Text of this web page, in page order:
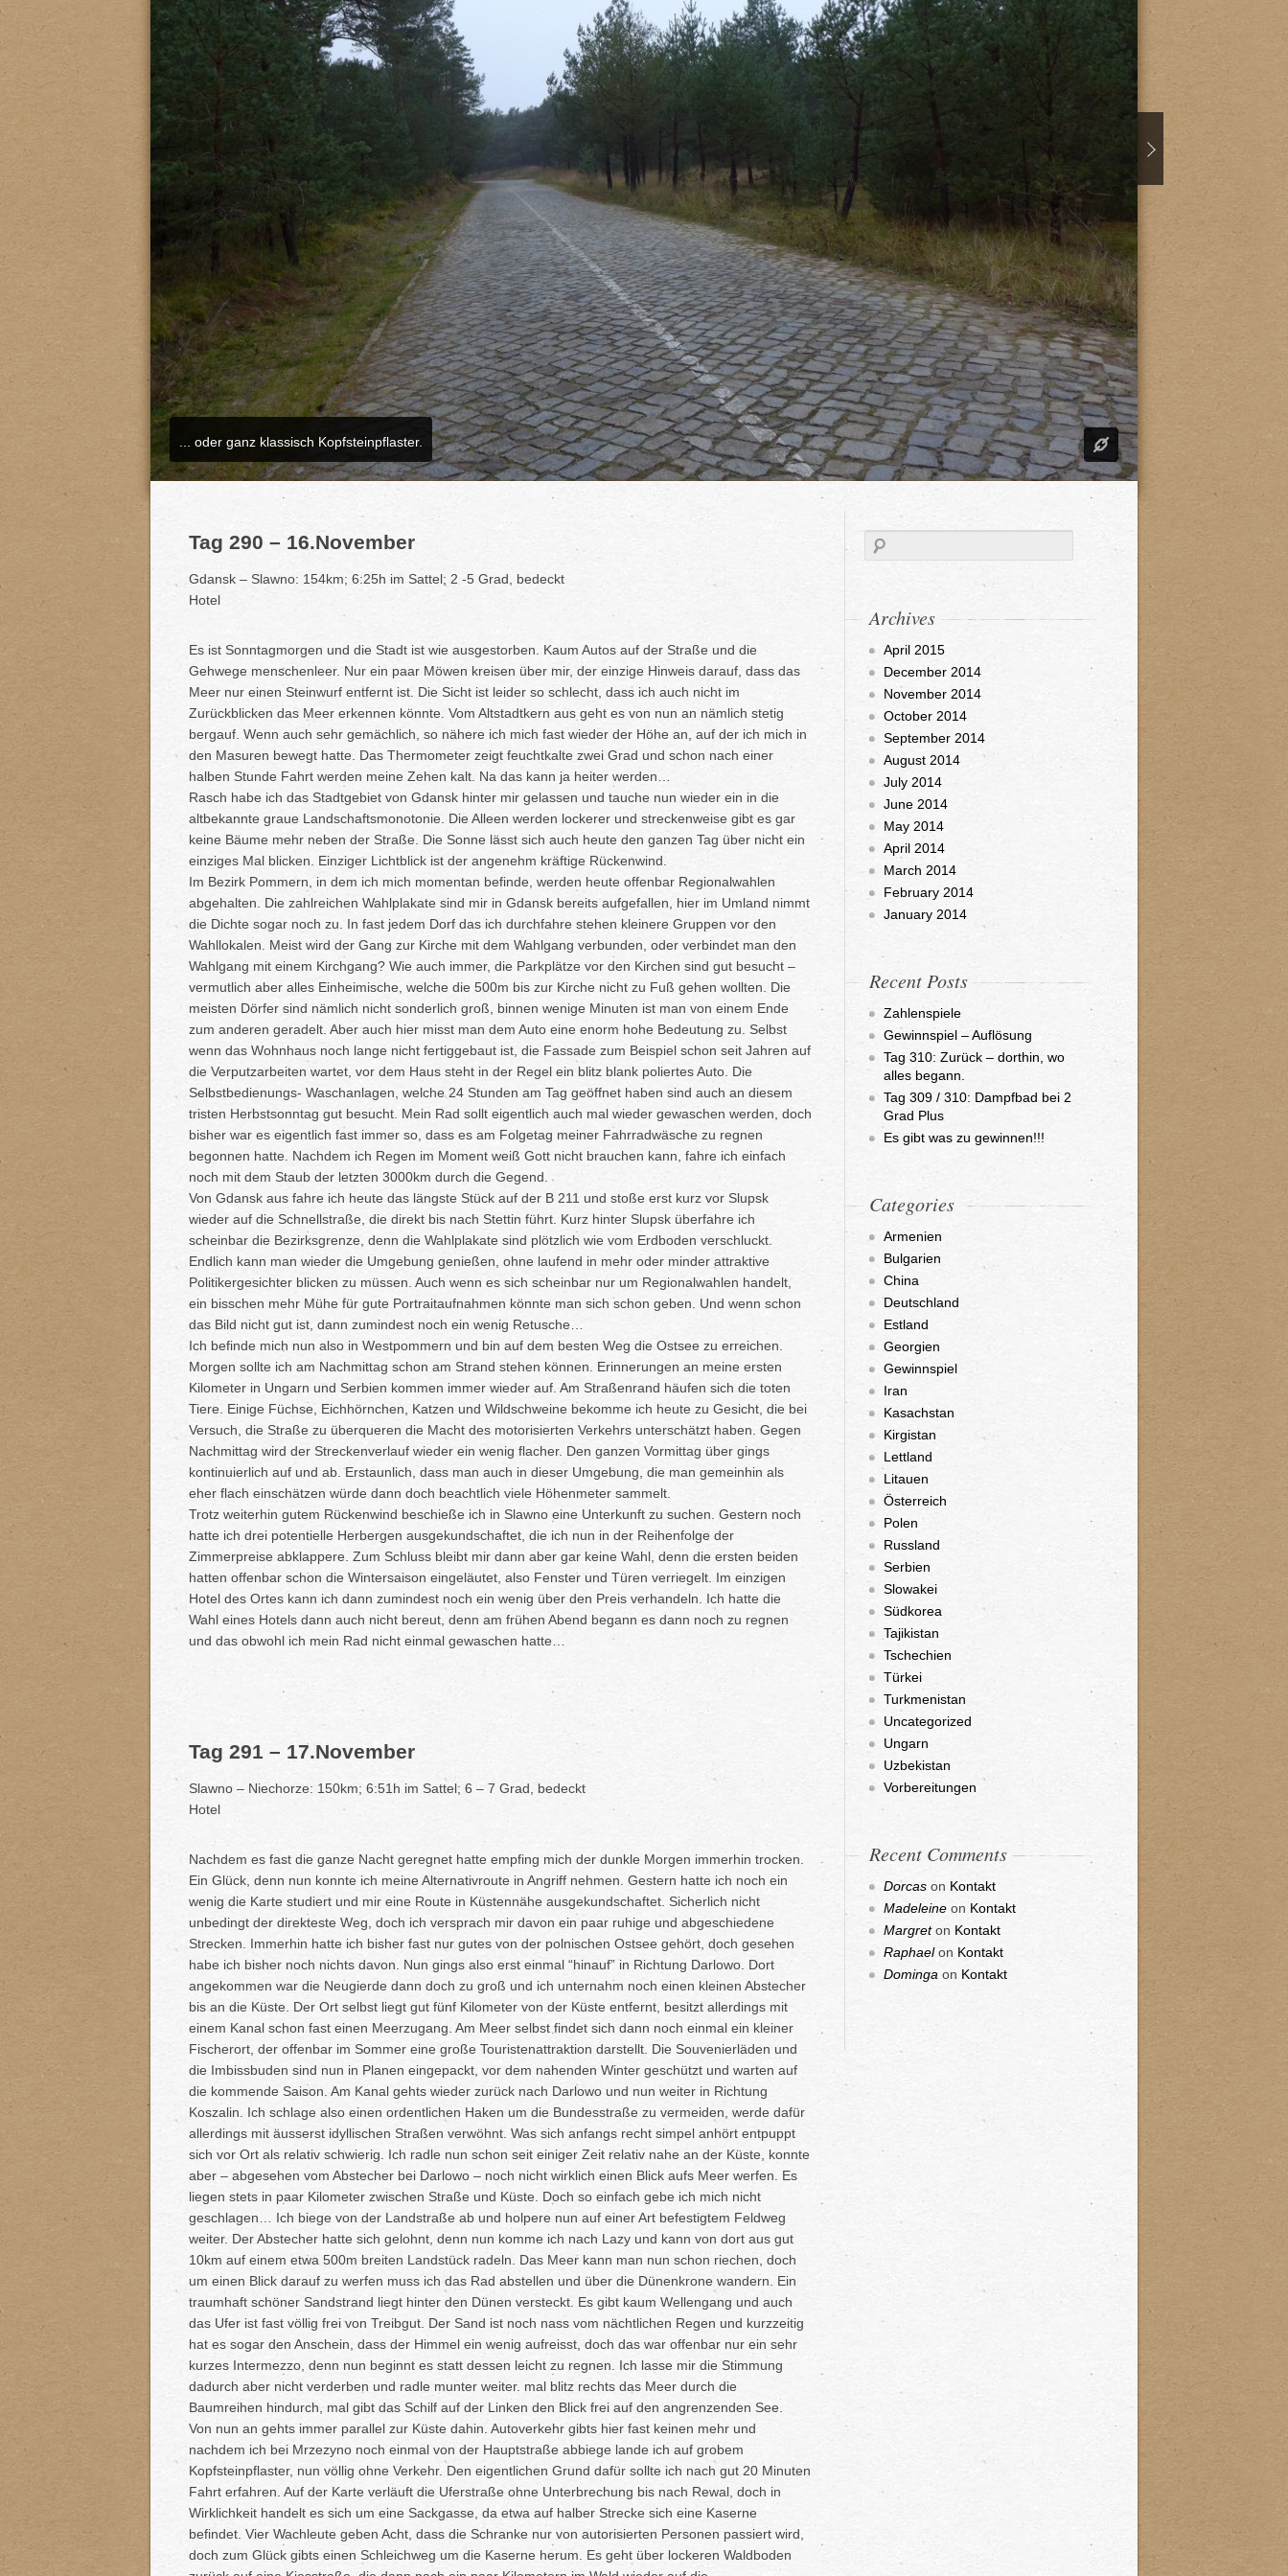
... oder ganz klassisch Kopfsteinpflaster.
Tag 290 – 16.November
Gdansk – Slawno: 154km; 6:25h im Sattel; 2 -5 Grad, bedeckt
Hotel
Es ist Sonntagmorgen und die Stadt ist wie ausgestorben. Kaum Autos auf der Straße und die
Gehwege menschenleer. Nur ein paar Möwen kreisen über mir, der einzige Hinweis darauf, dass das
Meer nur einen Steinwurf entfernt ist. Die Sicht ist leider so schlecht, dass ich auch nicht im
Zurückblicken das Meer erkennen könnte. Vom Altstadtkern aus geht es von nun an nämlich stetig
bergauf. Wenn auch sehr gemächlich, so nähere ich mich fast wieder der Höhe an, auf der ich mich in
den Masuren bewegt hatte. Das Thermometer zeigt feuchtkalte zwei Grad und schon nach einer
halben Stunde Fahrt werden meine Zehen kalt. Na das kann ja heiter werden…
Rasch habe ich das Stadtgebiet von Gdansk hinter mir gelassen und tauche nun wieder ein in die
altbekannte graue Landschaftsmonotonie. Die Alleen werden lockerer und streckenweise gibt es gar
keine Bäume mehr neben der Straße. Die Sonne lässt sich auch heute den ganzen Tag über nicht ein
einziges Mal blicken. Einziger Lichtblick ist der angenehm kräftige Rückenwind.
Im Bezirk Pommern, in dem ich mich momentan befinde, werden heute offenbar Regionalwahlen
abgehalten. Die zahlreichen Wahlplakate sind mir in Gdansk bereits aufgefallen, hier im Umland nimmt
die Dichte sogar noch zu. In fast jedem Dorf das ich durchfahre stehen kleinere Gruppen vor den
Wahllokalen. Meist wird der Gang zur Kirche mit dem Wahlgang verbunden, oder verbindet man den
Wahlgang mit einem Kirchgang? Wie auch immer, die Parkplätze vor den Kirchen sind gut besucht –
vermutlich aber alles Einheimische, welche die 500m bis zur Kirche nicht zu Fuß gehen wollten. Die
meisten Dörfer sind nämlich nicht sonderlich groß, binnen wenige Minuten ist man von einem Ende
zum anderen geradelt. Aber auch hier misst man dem Auto eine enorm hohe Bedeutung zu. Selbst
wenn das Wohnhaus noch lange nicht fertiggebaut ist, die Fassade zum Beispiel schon seit Jahren auf
die Verputzarbeiten wartet, vor dem Haus steht in der Regel ein blitz blank poliertes Auto. Die
Selbstbedienungs- Waschanlagen, welche 24 Stunden am Tag geöffnet haben sind auch an diesem
tristen Herbstsonntag gut besucht. Mein Rad sollt eigentlich auch mal wieder gewaschen werden, doch
bisher war es eigentlich fast immer so, dass es am Folgetag meiner Fahrradwäsche zu regnen
begonnen hatte. Nachdem ich Regen im Moment weiß Gott nicht brauchen kann, fahre ich einfach
noch mit dem Staub der letzten 3000km durch die Gegend.
Von Gdansk aus fahre ich heute das längste Stück auf der B 211 und stoße erst kurz vor Slupsk
wieder auf die Schnellstraße, die direkt bis nach Stettin führt. Kurz hinter Slupsk überfahre ich
scheinbar die Bezirksgrenze, denn die Wahlplakate sind plötzlich wie vom Erdboden verschluckt.
Endlich kann man wieder die Umgebung genießen, ohne laufend in mehr oder minder attraktive
Politikergesichter blicken zu müssen. Auch wenn es sich scheinbar nur um Regionalwahlen handelt,
ein bisschen mehr Mühe für gute Portraitaufnahmen könnte man sich schon geben. Und wenn schon
das Bild nicht gut ist, dann zumindest noch ein wenig Retusche…
Ich befinde mich nun also in Westpommern und bin auf dem besten Weg die Ostsee zu erreichen.
Morgen sollte ich am Nachmittag schon am Strand stehen können. Erinnerungen an meine ersten
Kilometer in Ungarn und Serbien kommen immer wieder auf. Am Straßenrand häufen sich die toten
Tiere. Einige Füchse, Eichhörnchen, Katzen und Wildschweine bekomme ich heute zu Gesicht, die bei
Versuch, die Straße zu überqueren die Macht des motorisierten Verkehrs unterschätzt haben. Gegen
Nachmittag wird der Streckenverlauf wieder ein wenig flacher. Den ganzen Vormittag über gings
kontinuierlich auf und ab. Erstaunlich, dass man auch in dieser Umgebung, die man gemeinhin als
eher flach einschätzen würde dann doch beachtlich viele Höhenmeter sammelt.
Trotz weiterhin gutem Rückenwind beschieße ich in Slawno eine Unterkunft zu suchen. Gestern noch
hatte ich drei potentielle Herbergen ausgekundschaftet, die ich nun in der Reihenfolge der
Zimmerpreise abklappere. Zum Schluss bleibt mir dann aber gar keine Wahl, denn die ersten beiden
hatten offenbar schon die Wintersaison eingeläutet, also Fenster und Türen verriegelt. Im einzigen
Hotel des Ortes kann ich dann zumindest noch ein wenig über den Preis verhandeln. Ich hatte die
Wahl eines Hotels dann auch nicht bereut, denn am frühen Abend begann es dann noch zu regnen
und das obwohl ich mein Rad nicht einmal gewaschen hatte…
Tag 291 – 17.November
Slawno – Niechorze: 150km; 6:51h im Sattel; 6 – 7 Grad, bedeckt
Hotel
Nachdem es fast die ganze Nacht geregnet hatte empfing mich der dunkle Morgen immerhin trocken.
Ein Glück, denn nun konnte ich meine Alternativroute in Angriff nehmen. Gestern hatte ich noch ein
wenig die Karte studiert und mir eine Route in Küstennähe ausgekundschaftet. Sicherlich nicht
unbedingt der direkteste Weg, doch ich versprach mir davon ein paar ruhige und abgeschiedene
Strecken. Immerhin hatte ich bisher fast nur gutes von der polnischen Ostsee gehört, doch gesehen
habe ich bisher noch nichts davon. Nun gings also erst einmal “hinauf” in Richtung Darlowo. Dort
angekommen war die Neugierde dann doch zu groß und ich unternahm noch einen kleinen Abstecher
bis an die Küste. Der Ort selbst liegt gut fünf Kilometer von der Küste entfernt, besitzt allerdings mit
einem Kanal schon fast einen Meerzugang. Am Meer selbst findet sich dann noch einmal ein kleiner
Fischerort, der offenbar im Sommer eine große Touristenattraktion darstellt. Die Souvenierläden und
die Imbissbuden sind nun in Planen eingepackt, vor dem nahenden Winter geschützt und warten auf
die kommende Saison. Am Kanal gehts wieder zurück nach Darlowo und nun weiter in Richtung
Koszalin. Ich schlage also einen ordentlichen Haken um die Bundesstraße zu vermeiden, werde dafür
allerdings mit äusserst idyllischen Straßen verwöhnt. Was sich anfangs recht simpel anhört entpuppt
sich vor Ort als relativ schwierig. Ich radle nun schon seit einiger Zeit relativ nahe an der Küste, konnte
aber – abgesehen vom Abstecher bei Darlowo – noch nicht wirklich einen Blick aufs Meer werfen. Es
liegen stets in paar Kilometer zwischen Straße und Küste. Doch so einfach gebe ich mich nicht
geschlagen… Ich biege von der Landstraße ab und holpere nun auf einer Art befestigtem Feldweg
weiter. Der Abstecher hatte sich gelohnt, denn nun komme ich nach Lazy und kann von dort aus gut
10km auf einem etwa 500m breiten Landstück radeln. Das Meer kann man nun schon riechen, doch
um einen Blick darauf zu werfen muss ich das Rad abstellen und über die Dünenkrone wandern. Ein
traumhaft schöner Sandstrand liegt hinter den Dünen versteckt. Es gibt kaum Wellengang und auch
das Ufer ist fast völlig frei von Treibgut. Der Sand ist noch nass vom nächtlichen Regen und kurzzeitig
hat es sogar den Anschein, dass der Himmel ein wenig aufreisst, doch das war offenbar nur ein sehr
kurzes Intermezzo, denn nun beginnt es statt dessen leicht zu regnen. Ich lasse mir die Stimmung
dadurch aber nicht verderben und radle munter weiter. mal blitz rechts das Meer durch die
Baumreihen hindurch, mal gibt das Schilf auf der Linken den Blick frei auf den angrenzenden See.
Von nun an gehts immer parallel zur Küste dahin. Autoverkehr gibts hier fast keinen mehr und
nachdem ich bei Mrzezyno noch einmal von der Hauptstraße abbiege lande ich auf grobem
Kopfsteinpflaster, nun völlig ohne Verkehr. Den eigentlichen Grund dafür sollte ich nach gut 20 Minuten
Fahrt erfahren. Auf der Karte verläuft die Uferstraße ohne Unterbrechung bis nach Rewal, doch in
Wirklichkeit handelt es sich um eine Sackgasse, da etwa auf halber Strecke sich eine Kaserne
befindet. Vier Wachleute geben Acht, dass die Schranke nur von autorisierten Personen passiert wird,
doch zum Glück gibts einen Schleichweg um die Kaserne herum. Es geht über lockeren Waldboden
Archives
April 2015
December 2014
November 2014
October 2014
September 2014
August 2014
July 2014
June 2014
May 2014
April 2014
March 2014
February 2014
January 2014
Recent Posts
Zahlenspiele
Gewinnspiel – Auflösung
Tag 310: Zurück – dorthin, wo
alles begann.
Tag 309 / 310: Dampfbad bei 2
Grad Plus
Es gibt was zu gewinnen!!!
Categories
Armenien
Bulgarien
China
Deutschland
Estland
Georgien
Gewinnspiel
Iran
Kasachstan
Kirgistan
Lettland
Litauen
Österreich
Polen
Russland
Serbien
Slowakei
Südkorea
Tajikistan
Tschechien
Türkei
Turkmenistan
Uncategorized
Ungarn
Uzbekistan
Vorbereitungen
Recent Comments
Dorcas on Kontakt
Madeleine on Kontakt
Margreton Kontakt
Raphaelon Kontakt
Dominga on Kontakt